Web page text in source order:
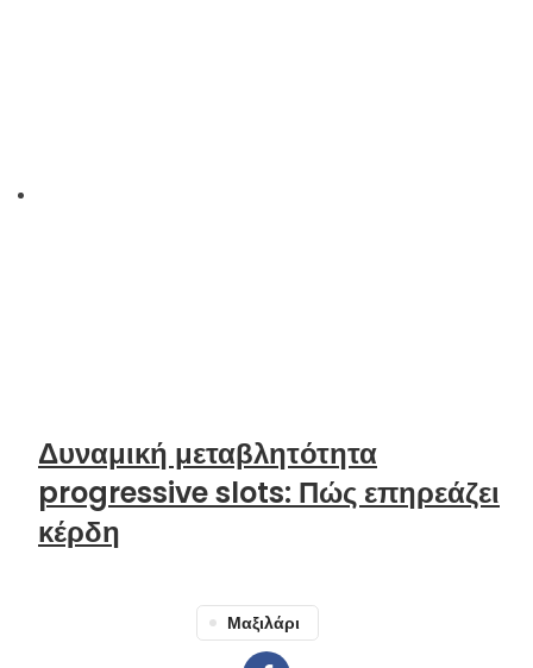
Δυναμική μεταβλητότητα
progressive slots: Πώς επηρεάζει
κέρδη
Μαξιλάρι